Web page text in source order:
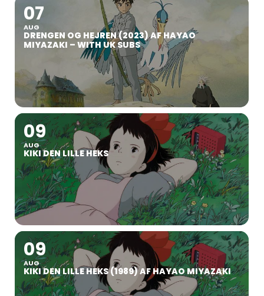
07
AUG
DRENGEN OG HEJREN (2023) AF HAYAO
MIYAZAKI – WITH UK SUBS
09
AUG
KIKI DEN LILLE HEKS
09
AUG
KIKI DEN LILLE HEKS (1989) AF HAYAO MIYAZAKI